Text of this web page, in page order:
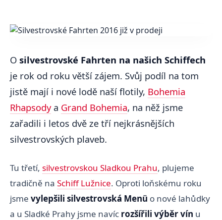
O silvestrovské Fahrten na našich Schiffech
je rok od roku větší zájem. Svůj podíl na tom
jistě mají i nové lodě naší flotily, Bohemia
Rhapsodya Grand Bohemia, na něž jsme
zařadili i letos dvě ze tří nejkrásnějších
silvestrovských plaveb.
Tu třetí, silvestrovskou Sladkou Prahu, plujeme
tradičně na Schiff Lužnice. Oproti loňskému roku
jsme vylepšili silvestrovská Menü o nové lahůdky
a u Sladké Prahy jsme navíc rozšířili výběr vín u